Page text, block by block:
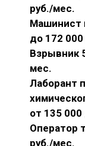
руб./мес.
Машинист
до 172
Взрывник
мес.
Лаборант
от 135
Оператор
руб./мес.